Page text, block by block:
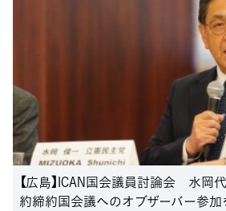
【広島】ICAN国会議員討論会 水岡
約締約国会議へのオブザーバー参加